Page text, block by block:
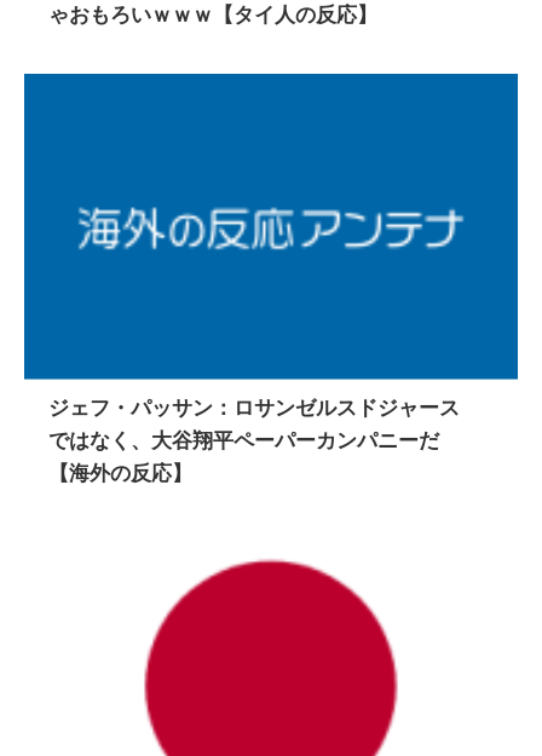
ゃおもろいｗｗｗ【タイ人の反応】
ジェフ・パッサン：ロサンゼルスドジャース
ではなく、大谷翔平ペーパーカンパニーだ
【海外の反応】